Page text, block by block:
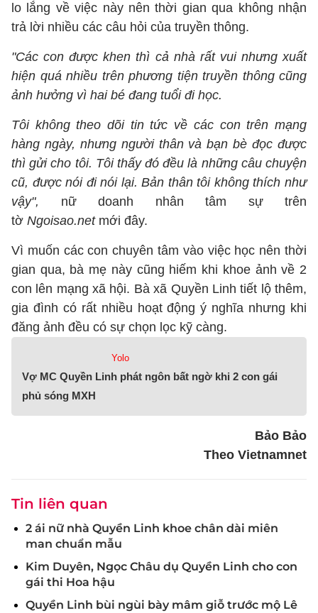
lo lắng về việc này nên thời gian qua không nhận
trả lời nhiều các câu hỏi của truyền thông.
"Các con được khen thì cả nhà rất vui nhưng xuất
hiện quá nhiều trên phương tiện truyền thông cũng
ảnh hưởng vì hai bé đang tuổi đi học.
Tôi không theo dõi tin tức về các con trên mạng
hàng ngày, nhưng người thân và bạn bè đọc được
thì gửi cho tôi. Tôi thấy đó đều là những câu chuyện
cũ, được nói đi nói lại. Bản thân tôi không thích như
vậy", nữ doanh nhân tâm sự trên
tờ Ngoisao.net mới đây.
Vì muốn các con chuyên tâm vào việc học nên thời
gian qua, bà mẹ này cũng hiếm khi khoe ảnh về 2
con lên mạng xã hội. Bà xã Quyền Linh tiết lộ thêm,
gia đình có rất nhiều hoạt động ý nghĩa nhưng khi
đăng ảnh đều có sự chọn lọc kỹ càng.
Yolo
Vợ MC Quyền Linh phát ngôn bất ngờ khi 2 con gái
phủ sóng MXH
Bảo Bảo
Theo Vietnamnet
Tin liên quan
2 ái nữ nhà Quyền Linh khoe chân dài miên
man chuẩn mẫu
Kim Duyên, Ngọc Châu dụ Quyền Linh cho con
gái thi Hoa hậu
Quyền Linh bùi ngùi bày mâm giỗ trước mộ Lê